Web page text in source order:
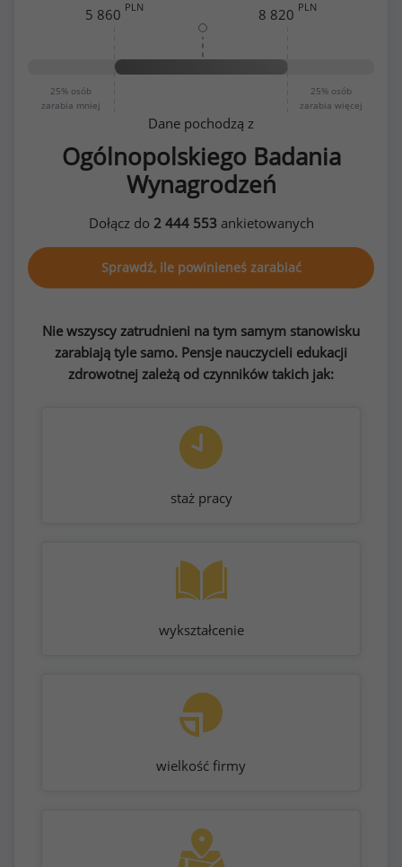
25% osób
zarabia mniej
25% osób
zarabia więcej
5 860 PLN 8 820 PLN
Dane pochodzą z
Ogólnopolskiego Badania
Wynagrodzeń
Dołącz do 2 444 553ankietowanych
Sprawdź, ile powinieneś zarabiać
Nie wszyscy zatrudnieni na tym samym stanowisku
zarabiają tyle samo. Pensje nauczycieli edukacji
zdrowotnej zależą od czynników takich jak:
staż pracy
wykształcenie
wielkość firmy